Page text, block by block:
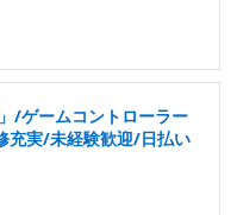
/ゲームコントローラー
充実/未経験歓迎/日払い